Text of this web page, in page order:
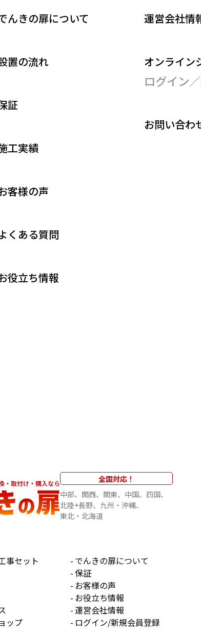
んきの扉について
置の流れ
証
工実績
客様の声
くある質問
役立ち情報
運営会社情
オンライン
ログイン
お問い合わ
全国対応！
中部
関西 関東 中国
四国
北陸+長野
九州・沖縄
東北・北海道
事セット
でんきの扉について
保証
お客様の声
お役立ち情報
運営会社情報
ップ
ログイン/新規会員登録